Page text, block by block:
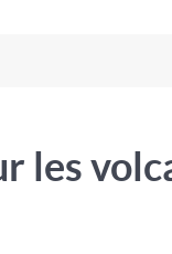
les